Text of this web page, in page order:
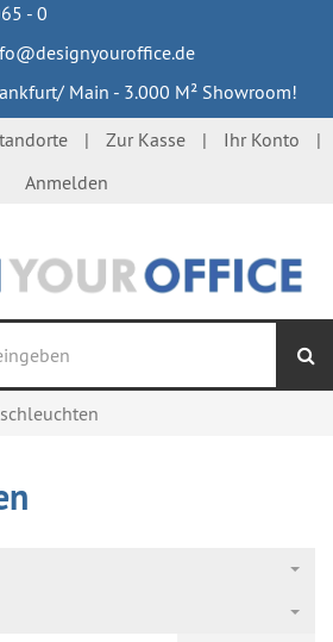
- 0
Main - 3.000 M² Showroom!
Zur Kasse
Ihr Konto
Anmelden